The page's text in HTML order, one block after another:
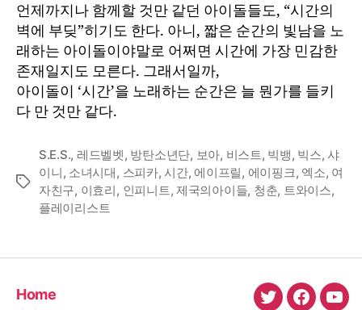
언제까지나 함께할 것만 같던 아이돌들도, “시간의
벽에 부딪”히기도 한다. 아니, 짧은 순간의 빛남을 노
래하는 아이돌이야말로 어쩌면 시간에 가장 민감한
존재일지도 모른다. 그래서일까,
아이돌이 ‘시간’을 노래하는 순간은 늘 뭔가를 들키
다 만 것만 같다.
Tags
S.E.S., 레드벨벳, 방탄소년단, 보아, 비스트, 빅뱅, 빅스,샤
이니, 소녀시대, 스피카,시간, 에이프릴, 에이핑크, 엑소, 여
자친구, 이효리, 인피니트, 제국의아이들, 청춘, 트와이스,
플레이리스트
Home
twitter